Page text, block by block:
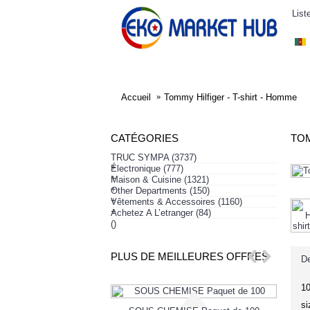
Accueil Tommy Hilfiger - T-shirt - Homme
CATÉGORIES
TRUC SYMPA (3737)
+
Électronique (777)
+
Maison & Cuisine (1321)
+
Other Departments (150)
+
Vêtements & Accessoires (1160)
+
Achetez A L’etranger (84)
()
PLUS DE MEILLEURES OFFRES